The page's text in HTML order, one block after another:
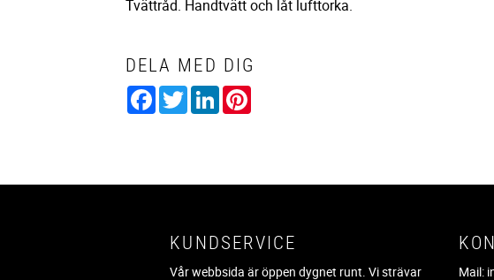
Tvättråd. Handtvätt och låt lufttorka.
DELA MED DIG
Facebook
TwitterLinkedIn
KUNDSERVICE
Vår webbsida är öppen dygnet runt. Vi strävar
Mail: